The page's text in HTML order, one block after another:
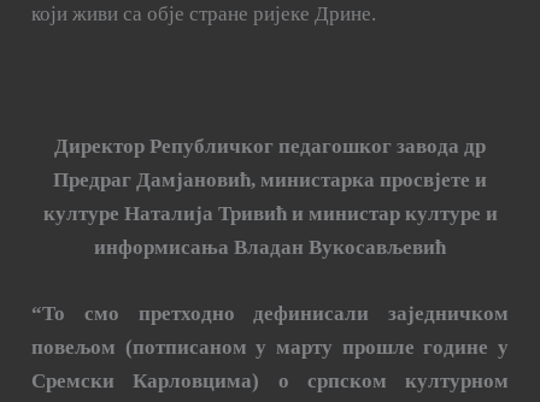
који живи са обје стране ријеке Дрине.
Директор Републичког педагошког завода др
Предраг Дамјановић, министарка просвјете и
културе Наталија Тривић и министар културе и
информисања Владан Вукосављевић
“То смо претходно дефинисали заједничком
повељом (потписаном у марту прошле године у
Сремски Карловцима) о српском културном